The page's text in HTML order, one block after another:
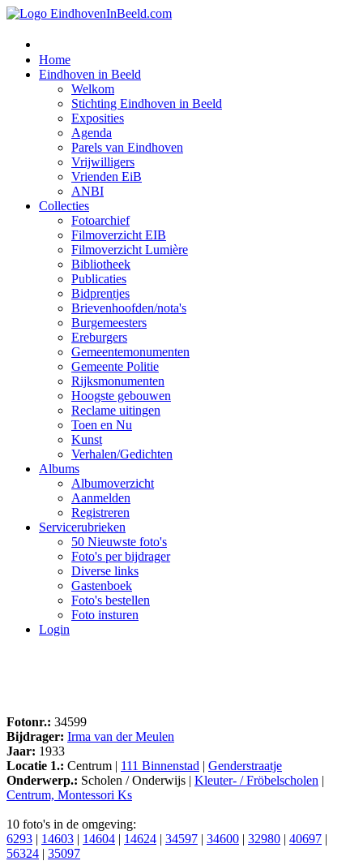
Home
Eindhoven in Beeld
Welkom
Stichting Eindhoven in Beeld
Exposities
Agenda
Parels van Eindhoven
Vrijwilligers
Vrienden EiB
ANBI
Collecties
Fotoarchief
Filmoverzicht EIB
Filmoverzicht Lumière
Bibliotheek
Publicaties
Bidprentjes
Brievenhoofden/nota's
Burgemeesters
Ereburgers
Gemeentemonumenten
Gemeente Politie
Rijksmonumenten
Hoogste gebouwen
Reclame uitingen
Toen en Nu
Kunst
Verhalen/Gedichten
Albums
Albumoverzicht
Aanmelden
Registreren
Servicerubrieken
50 Nieuwste foto's
Foto's per bijdrager
Diverse links
Gastenboek
Foto's bestellen
Foto insturen
Login
Fotonr.: 34599
Bijdrager: Irma van der Meulen
Jaar: 1933
Locatie 1.: Centrum | 111 Binnenstad | Genderstraatje
Onderwerp.: Scholen / Onderwijs | Kleuter- / Fröbelscholen |
Centrum, Montessori Ks
10 foto's in de omgeving:
6293 | 14603 | 14604 | 14624 | 34597 | 34600 | 32980 | 40697 |
56324 | 35097